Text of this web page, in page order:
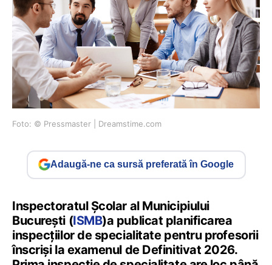
Foto: © Pressmaster | Dreamstime.com
Adaugă-ne ca sursă preferată în Google
Inspectoratul Școlar al Municipiului
București (ISMB)a publicat planificarea
inspecțiilor de specialitate pentru profesorii
înscriși la examenul de Definitivat 2026.